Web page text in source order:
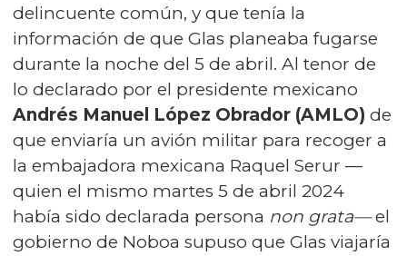
delincuente común, y que tenía la
información de que Glas planeaba fugarse
durante la noche del 5 de abril. Al tenor de
lo declarado por el presidente mexicano
Andrés Manuel López Obrador (AMLO) de
que enviaría un avión militar para recoger a
la embajadora mexicana Raquel Serur —
quien el mismo martes 5 de abril 2024
había sido declarada persona non grata—el
gobierno de Noboa supuso que Glas viajaría